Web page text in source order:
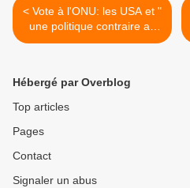
< Vote à l'ONU: les USA et "
une politique contraire au
droit international " dans la
Hébergé par Overblog
Top articles
Pages
Contact
Signaler un abus